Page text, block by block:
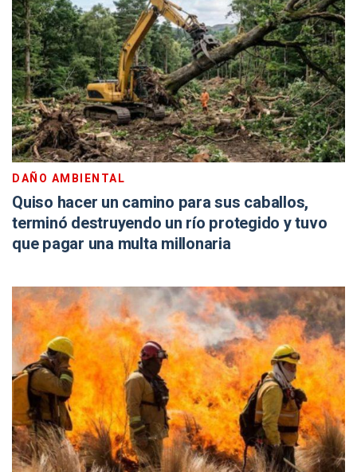
DAÑO AMBIENTAL
Quiso hacer un camino para sus caballos,
terminó destruyendo un río protegido y tuvo
que pagar una multa millonaria